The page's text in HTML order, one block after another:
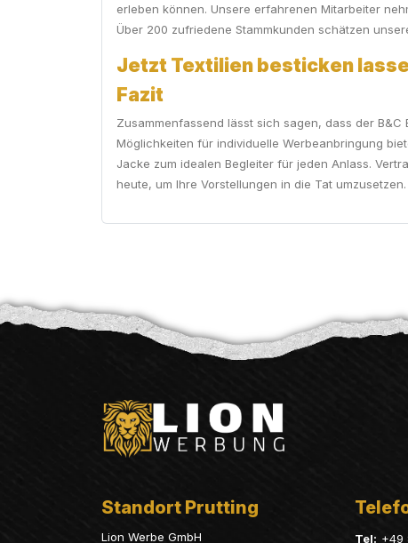
erleben können. Unsere erfahrenen Mitarbeiter
Über 200 zufriedene Stammkunden schätzen
Jetzt Textilien besticken
Fazit
Zusammenfassend lässt sich sagen, dass der
Möglichkeiten für individuelle Werbeanbringung
Jacke zum idealen Begleiter für jeden Anlass.
heute, um Ihre Vorstellungen in die Tat
Standort Prutting
Lion Werbe GmbH Tel: +49